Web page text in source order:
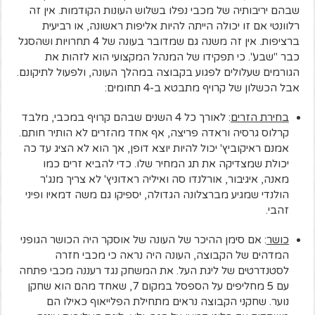
שבהם יריבותיה של מכבי נפלו בשלוש העונות הקודמות. אין זה
רלוונטי אם זו יכולה הייתה להיות אליפות ראשונה, או רביעית
ברציפות. אין זה משנה גם שמדובר בעונה של 4 תחרויות ושהסגל
כבר "שבע". כי תפקידו של המנהל המקצועי הוא לזהות את
הגורמים שעלולים לפגוע בקבוצה במהלך העונה, ולפעול לתיקונם.
אבל הכשלון של קרויף מתבטא ב-4 תחומים:
בחירת הזרים
: לאורך כל 4 השנים שבהם קרויף במכבי, מלבד
קרלוס גרסיה וראדה פריצה, אף אחד מהזרים לא הותיר חותם.
אמנם ראיקוביץ' יכול להיות יוצא דופן, אך הוא לא הציג עד כה
יכולת שמצדיקה את תג המחיר שלו. כדי להביא זרים כמו
מאנה, איגיבור, אורלנדו סה ואיליה ראדוניץ' לא צריך מנג'ר
הולנדי שמגיע מברצלונה הגדולה, יספיקו גם משה דמאיו ופיני
זהבי.
כושר: אם סימן ההיכר של העונה של אוסקר היה הכושר הגופני
המדהים של הקבוצה, העונה היה נראה כי מכבי חזרה
לסטנדרטים של ליגת העל. את המשחק נגד רעננה מכבי פתחה
עם 5 מחליפים על הספסל במקום 7, שאחד מהם הוא שחקן
נוער. שחקני הקבוצה נראים מתחילת הפלייאוף כאילו הם